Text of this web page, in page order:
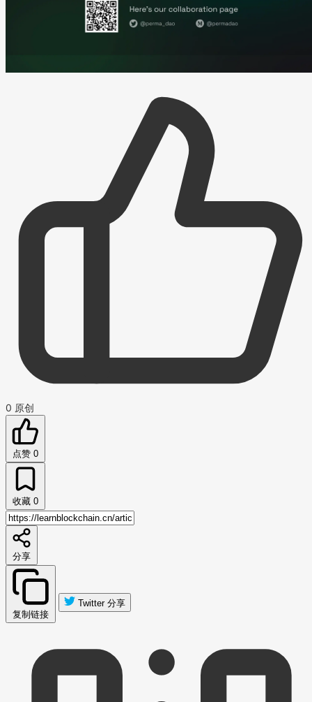
0 原创
点赞 0
收藏 0
分享
复制链接
Twitter 分享